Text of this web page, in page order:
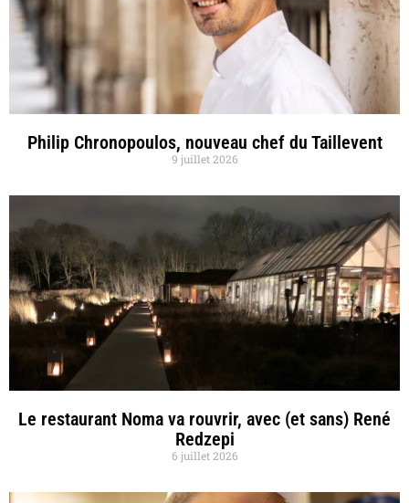
Philip Chronopoulos, nouveau chef du Taillevent
9 juillet 2026
Le restaurant Noma va rouvrir, avec (et sans) René
Redzepi
6 juillet 2026